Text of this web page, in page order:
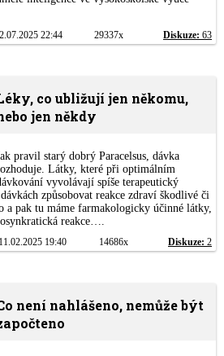
22:44 29337x Diskuze: 63
co ubližují jen někomu,
jen někdy
pravil starý dobrý Paracelsus, dávka
Látky, které při optimálním
vyvolávají spíše terapeutický
způsobovat reakce zdraví škodlivé či
pak tu máme farmakologicky účinné látky,
reakce….
11.02.2025 19:40 14686x Diskuze: 2
není nahlášeno, nemůže být